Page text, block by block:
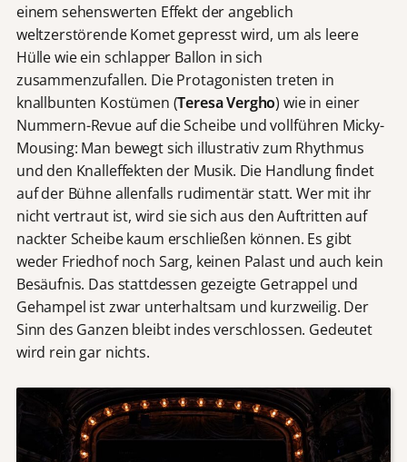
einem sehenswerten Effekt der angeblich
weltzerstörende Komet gepresst wird, um als leere
Hülle wie ein schlapper Ballon in sich
zusammenzufallen. Die Protagonisten treten in
knallbunten Kostümen (Teresa Vergho) wie in einer
Nummern-Revue auf die Scheibe und vollführen Micky-
Mousing: Man bewegt sich illustrativ zum Rhythmus
und den Knalleffekten der Musik. Die Handlung findet
auf der Bühne allenfalls rudimentär statt. Wer mit ihr
nicht vertraut ist, wird sie sich aus den Auftritten auf
nackter Scheibe kaum erschließen können. Es gibt
weder Friedhof noch Sarg, keinen Palast und auch kein
Besäufnis. Das stattdessen gezeigte Getrappel und
Gehampel ist zwar unterhaltsam und kurzweilig. Der
Sinn des Ganzen bleibt indes verschlossen. Gedeutet
wird rein gar nichts.